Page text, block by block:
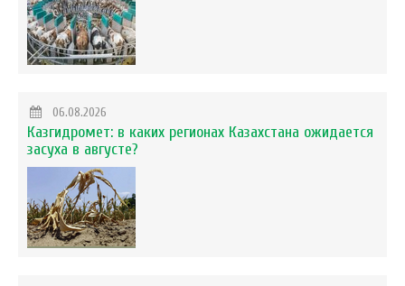
06.08.2026
Казгидромет: в каких регионах Казахстана ожидается
засуха в августе?